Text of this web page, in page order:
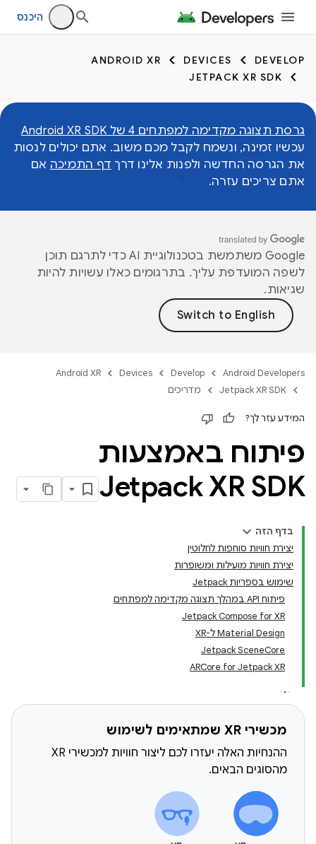
היכנס
DEVELOP
DEVICES
ANDROID XR
JETPACK XR SDK
גרסת תצוגה מקדימה למפתחים 4 של Android XR SDK
עכשיו זמינה, ונשמח לקבל מכם משוב. אתם יכולים לנסות
את הגרסה החדשה ולפנות אלינו דרך דף התמיכה אם
אתם צריכים עזרה.
‫Google משתמשת בטכנולוגיית AI כדי לתרגם תוכן
לשפה המועדפת עליך. בתרגומים כאלו עשויות להיות
שגיאות.
Android Developers
Develop
Devices
Android XR
Jetpack XR SDK
מדריכים
המידע עזר לך?
פיתוח באמצעות
Jetpack XR SDK
בדף הזה
יצירת חוויות סוחפות לחלוטין
יצירת חוויות מועילות ומשופרות
שימוש בספריות Jetpack
פיתוח API במהלך תצוגה מקדימה למפתחים
‫Jetpack Compose for XR
‫Material Design ל-XR
Jetpack SceneCore
‫ARCore for Jetpack XR
מכשירי XR שמתאימים לשימוש
ההנחיות האלה יעזרו לכם ליצור חוויות למכשירי XR
מהסוגים הבאים.